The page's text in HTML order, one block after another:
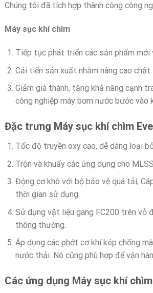
Chúng tôi đã tích hợp thành công công
Máy sục khí chìm
Tiếp tục phát triển các sản phẩm
Cải tiến sản xuất nhằm nâng cao
Giảm giá thành, tăng khả năng cạnh
công nghiệp máy bơm nước bước vào
Đặc trưng Máy sục khí chìm
Tốc độ truyền oxy cao, dễ dàng loại
Trộn và khuấy các ứng dụng cho
Động cơ khô với bộ bảo vệ quá tải;
thời gian sử dụng.
Sử dụng vật liệu gang FC200 trên vỏ
thông thường.
Áp dụng các phớt cơ khí kép chống
nước thải. Nó cũng phù hợp để vận
Các ứng dụng Máy sục khí